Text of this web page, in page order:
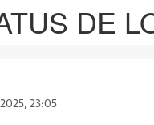
DE
2025, 23:05